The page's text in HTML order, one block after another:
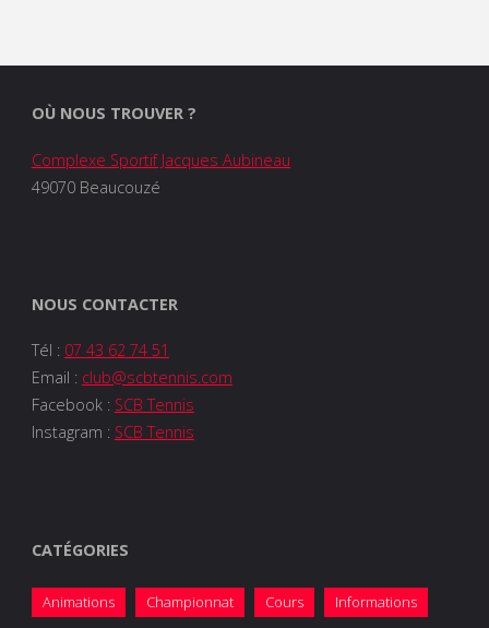
OÙ NOUS TROUVER ?
Complexe Sportif Jacques Aubineau
49070 Beaucouzé
NOUS CONTACTER
Tél : 07 43 62 74 51
Email : club@scbtennis.com
Facebook : SCB Tennis
Instagram : SCB Tennis
CATÉGORIES
Animations Championnat Cours Informations